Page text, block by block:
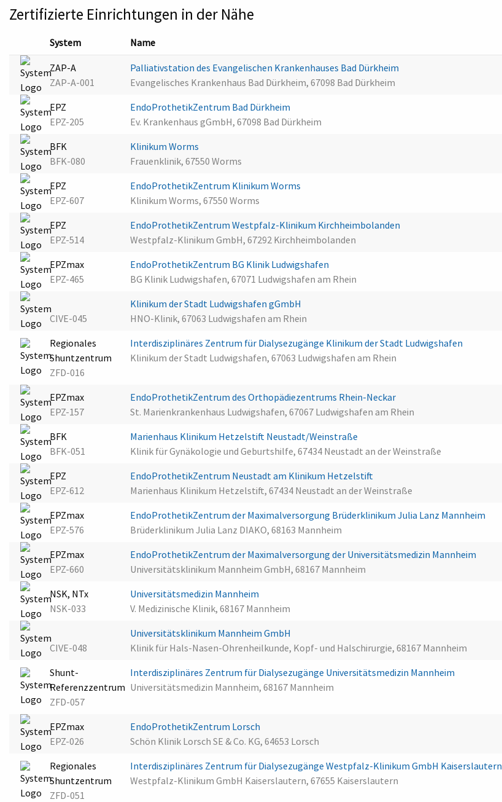
Zertifizierte Einrichtungen in der Nähe
System Name
ZAP-A
ZAP-A-001
Palliativstation des Evangelischen Krankenhauses Bad Dürkheim
Evangelisches Krankenhaus Bad Dürkheim, 67098 Bad Dürkheim
EPZ
EPZ-205
EndoProthetikZentrum Bad Dürkheim
Ev. Krankenhaus gGmbH, 67098 Bad Dürkheim
BFK
BFK-080
Klinikum Worms
Frauenklinik, 67550 Worms
EPZ
EPZ-607
EndoProthetikZentrum Klinikum Worms
Klinikum Worms, 67550 Worms
EPZ
EPZ-514
EndoProthetikZentrum Westpfalz-Klinikum Kirchheimbolanden
Westpfalz-Klinikum GmbH, 67292 Kirchheimbolanden
EPZmax
EPZ-465
EndoProthetikZentrum BG Klinik Ludwigshafen
BG Klinik Ludwigshafen, 67071 Ludwigshafen am Rhein
CIVE-045
Klinikum der Stadt Ludwigshafen gGmbH
HNO-Klinik, 67063 Ludwigshafen am Rhein
Regionales
Shuntzentrum
ZFD-016
Interdisziplinäres Zentrum für Dialysezugänge Klinikum der Stadt Ludwigshafen
Klinikum der Stadt Ludwigshafen, 67063 Ludwigshafen am Rhein
EPZmax
EPZ-157
EndoProthetikZentrum des Orthopädiezentrums Rhein-Neckar
St. Marienkrankenhaus Ludwigshafen, 67067 Ludwigshafen am Rhein
BFK
BFK-051
Marienhaus Klinikum Hetzelstift Neustadt/Weinstraße
Klinik für Gynäkologie und Geburtshilfe, 67434 Neustadt an der Weinstraße
EPZ
EPZ-612
EndoProthetikZentrum Neustadt am Klinikum Hetzelstift
Marienhaus Klinikum Hetzelstift, 67434 Neustadt an der Weinstraße
EPZmax
EPZ-576
EndoProthetikZentrum der Maximalversorgung Brüderklinikum Julia Lanz Mannheim
Brüderklinikum Julia Lanz DIAKO, 68163 Mannheim
EPZmax
EPZ-660
EndoProthetikZentrum der Maximalversorgung der Universitätsmedizin Mannheim
Universitätsklinikum Mannheim GmbH, 68167 Mannheim
NSK, NTx
NSK-033
Universitätsmedizin Mannheim
V. Medizinische Klinik, 68167 Mannheim
CIVE-048
Universitätsklinikum Mannheim GmbH
Klinik für Hals-Nasen-Ohrenheilkunde, Kopf- und Halschirurgie, 68167 Mannheim
Shunt-
Referenzzentrum
ZFD-057
Interdisziplinäres Zentrum für Dialysezugänge Universitätsmedizin Mannheim
Universitätsmedizin Mannheim, 68167 Mannheim
EPZmax
EPZ-026
EndoProthetikZentrum Lorsch
Schön Klinik Lorsch SE & Co. KG, 64653 Lorsch
Regionales
Shuntzentrum
ZFD-051
Interdisziplinäres Zentrum für Dialysezugänge Westpfalz-Klinikum GmbH Kaiserslautern
Westpfalz-Klinikum GmbH Kaiserslautern, 67655 Kaiserslautern